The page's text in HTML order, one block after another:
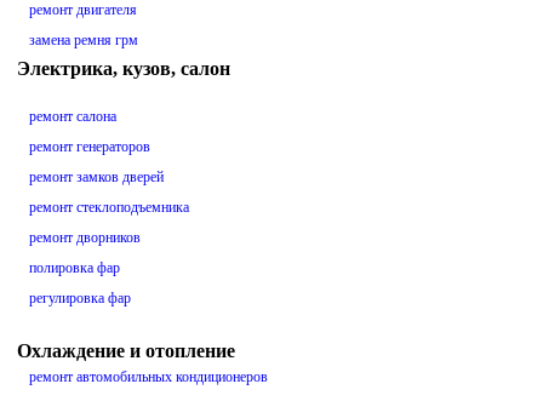
ремонт двигателя
замена ремня грм
Электрика, кузов, салон
ремонт салона
ремонт генераторов
ремонт замков дверей
ремонт стеклоподъемника
ремонт дворников
полировка фар
регулировка фар
Охлаждение и отопление
ремонт автомобильных кондиционеров